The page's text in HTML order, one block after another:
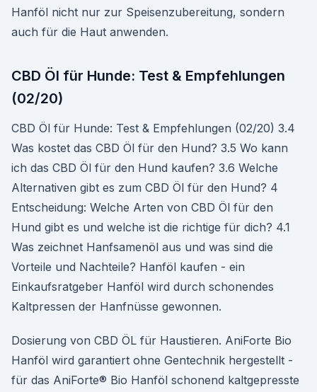
Hanföl nicht nur zur Speisenzubereitung, sondern
auch für die Haut anwenden.
CBD Öl für Hunde: Test & Empfehlungen
(02/20)
CBD Öl für Hunde: Test & Empfehlungen (02/20) 3.4
Was kostet das CBD Öl für den Hund? 3.5 Wo kann
ich das CBD Öl für den Hund kaufen? 3.6 Welche
Alternativen gibt es zum CBD Öl für den Hund? 4
Entscheidung: Welche Arten von CBD Öl für den
Hund gibt es und welche ist die richtige für dich? 4.1
Was zeichnet Hanfsamenöl aus und was sind die
Vorteile und Nachteile? Hanföl kaufen - ein
Einkaufsratgeber Hanföl wird durch schonendes
Kaltpressen der Hanfnüsse gewonnen.
Dosierung von CBD ÖL für Haustieren. AniForte Bio
Hanföl wird garantiert ohne Gentechnik hergestellt -
für das AniForte® Bio Hanföl schonend kaltgepresste